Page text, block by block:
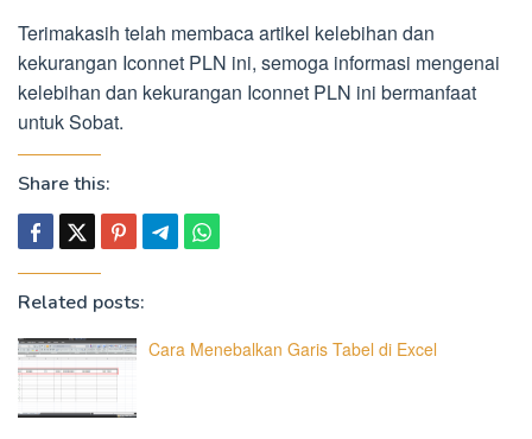
Terimakasih telah membaca artikel kelebihan dan
kekurangan Iconnet PLN ini, semoga informasi mengenai
kelebihan dan kekurangan Iconnet PLN ini bermanfaat
untuk Sobat.
Share this:
Related posts:
Cara Menebalkan Garis Tabel di Excel